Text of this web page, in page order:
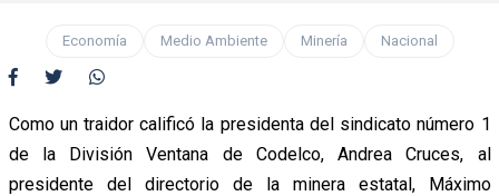
Economía Medio Ambiente Minería Nacional
Como un traidor calificó la presidenta del sindicato número 1
de la División Ventana de Codelco, Andrea Cruces, al
presidente del directorio de la minera estatal, Máximo